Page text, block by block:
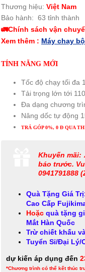
Thương hiệu: Việt Nam
Bảo hành: 63 tỉnh thành
🚛Chính sách vận
Xem thêm : Máy chạy bộ
TÍNH NĂNG MỚI
Tốc độ chạy tối đa
Tải trọng lớn tới
Đa dạng chương
Nâng dốc tự động
TRẢ GÓP 0%, 0 Đ QUA
Khuyến mãi:
báo trước.
0941791888
Quà Tặng Giá
Cao Cấp
Hoặc quà tặng
Mắt Hàn Quốc
Trừ chiết khấu
Tuyển Sỉ/Đại Lý/
dự kiến áp dụng đến
*Chương trình có thể kết thúc